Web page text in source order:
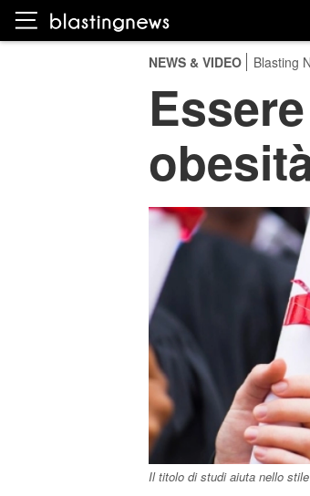
NEWS & VIDEO Blasting
Il titolo di studi aiuta nello